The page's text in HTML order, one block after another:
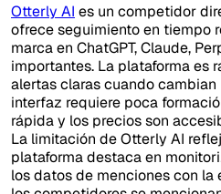
Otterly AI es un competidor
ofrece seguimiento en tiempo
marca en ChatGPT, Claude,
importantes. La plataforma es
alertas claras cuando
interfaz requiere poca
rápida y los precios son
La limitación de Otterly AI
plataforma destaca en
los datos de menciones con la